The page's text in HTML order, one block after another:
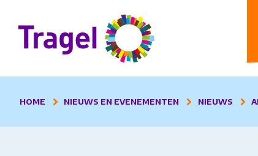
HOME NIEUWS EN EVENEMENTEN NIEUWS